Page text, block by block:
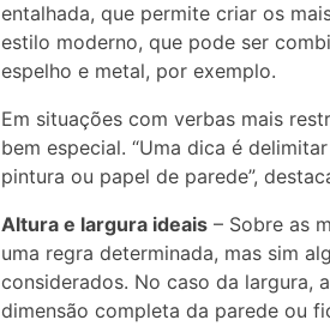
entalhada, que permite criar os
estilo moderno, que pode ser
espelho e metal, por exemplo.
Em situações com verbas mais
bem especial. “Uma dica é
pintura ou papel de parede”,
Altura e largura ideais – Sobre as
uma regra determinada, mas sim
considerados. No caso da largura,
dimensão completa da parede ou